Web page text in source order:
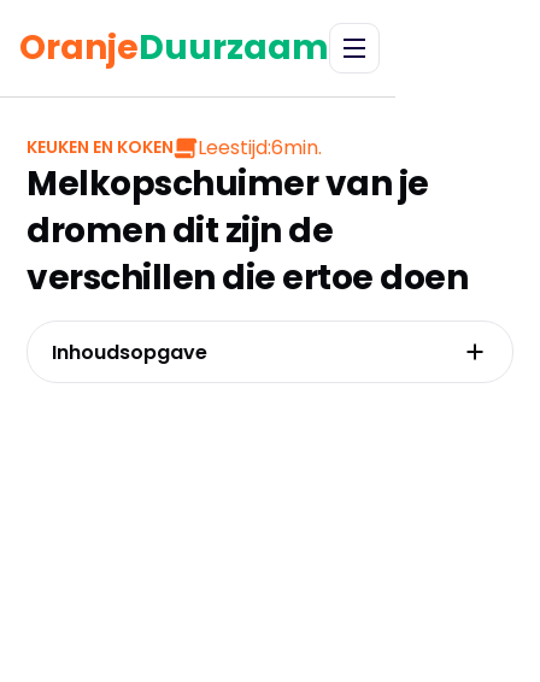
OranjeDuurzaam
KEUKEN EN KOKEN Leestijd:6min.
Melkopschuimer van je
dromen dit zijn de
verschillen die ertoe doen
Inhoudsopgave